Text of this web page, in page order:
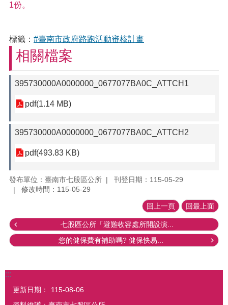
1份。
標籤： #臺南市政府路跑活動審核計畫
相關檔案
395730000A0000000_0677077BA0C_ATTCH1
pdf(1.14 MB)
395730000A0000000_0677077BA0C_ATTCH2
pdf(493.83 KB)
發布單位：臺南市七股區公所
刊登日期：115-05-29
修改時間：115-05-29
回上一頁 回最上面
七股區公所「避難收容處所開設演...
您的健保費有補助嗎? 健保快易...
:::
更新日期：
115-08-06